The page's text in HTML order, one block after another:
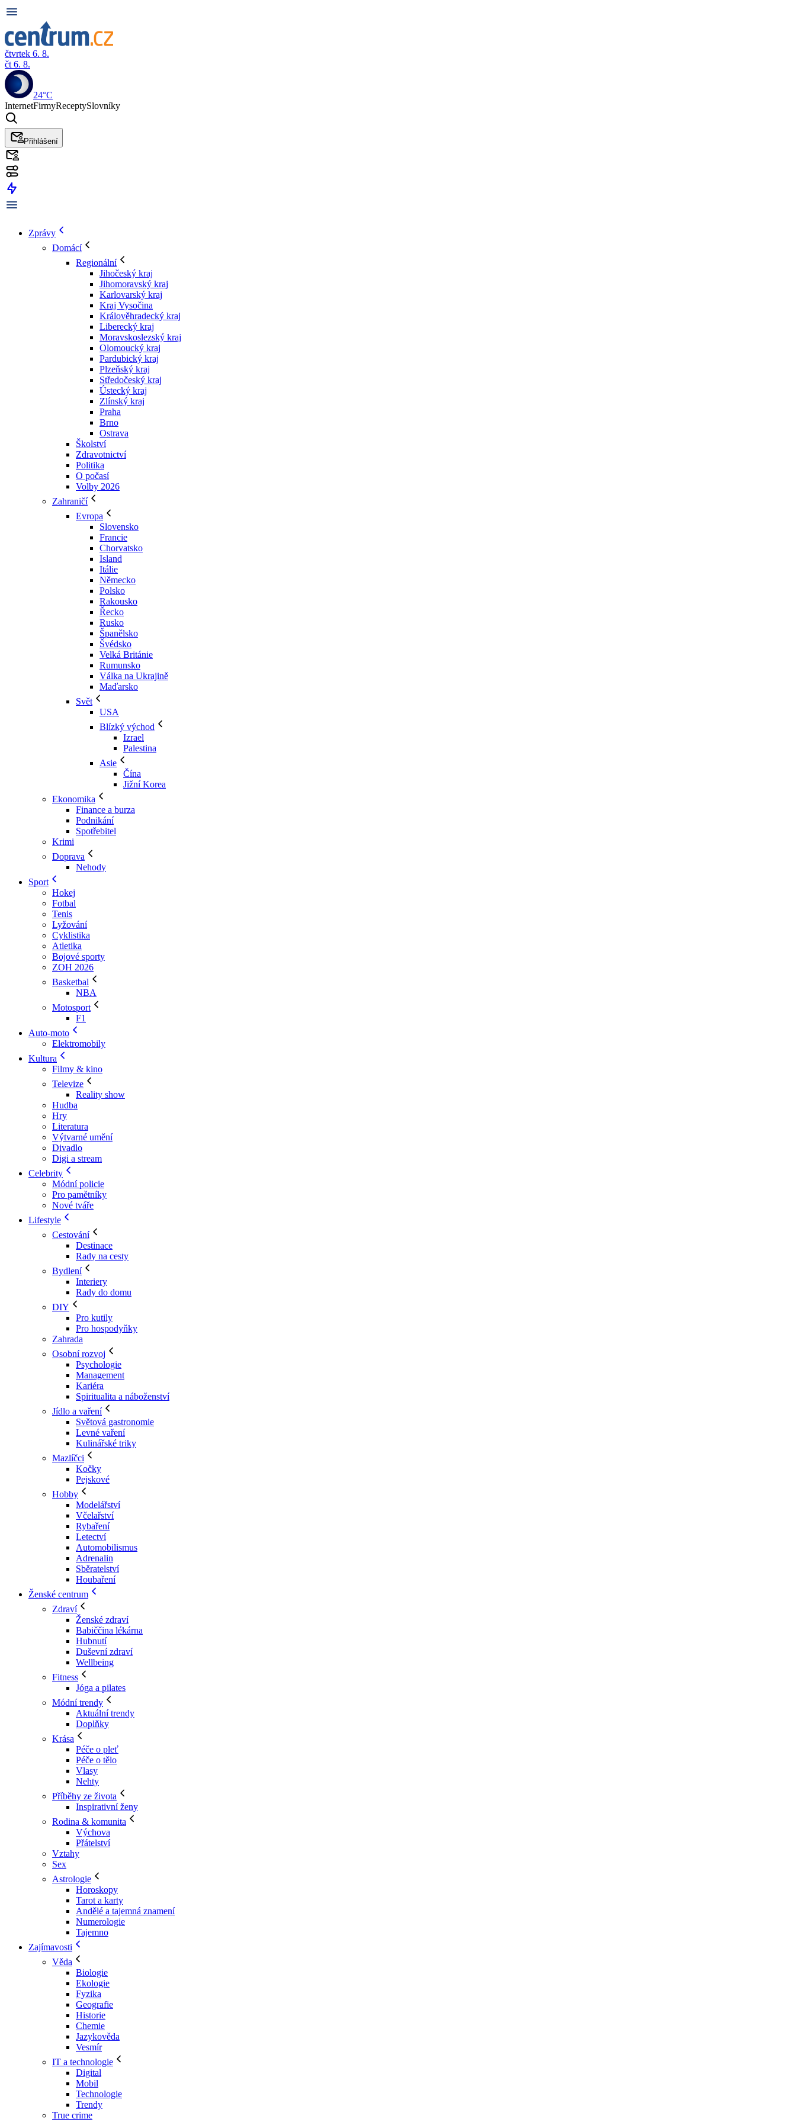
čtvrtek 6. 8.
čt 6. 8.
24°C
InternetFirmyReceptySlovníky
Přihlášení
Zprávy
Domácí
Regionální
Jihočeský kraj
Jihomoravský kraj
Karlovarský kraj
Kraj Vysočina
Králověhradecký kraj
Liberecký kraj
Moravskoslezský kraj
Olomoucký kraj
Pardubický kraj
Plzeňský kraj
Středočeský kraj
Ústecký kraj
Zlínský kraj
Praha
Brno
Ostrava
Školství
Zdravotnictví
Politika
O počasí
Volby 2026
Zahraničí
Evropa
Slovensko
Francie
Chorvatsko
Island
Itálie
Německo
Polsko
Rakousko
Řecko
Rusko
Španělsko
Švédsko
Velká Británie
Rumunsko
Válka na Ukrajině
Maďarsko
Svět
USA
Blízký východ
Izrael
Palestina
Asie
Čína
Jižní Korea
Ekonomika
Finance a burza
Podnikání
Spotřebitel
Krimi
Doprava
Nehody
Sport
Hokej
Fotbal
Tenis
Lyžování
Cyklistika
Atletika
Bojové sporty
ZOH 2026
Basketbal
NBA
Motosport
F1
Auto-moto
Elektromobily
Kultura
Filmy & kino
Televize
Reality show
Hudba
Hry
Literatura
Výtvarné umění
Divadlo
Digi a stream
Celebrity
Módní policie
Pro pamětníky
Nové tváře
Lifestyle
Cestování
Destinace
Rady na cesty
Bydlení
Interiery
Rady do domu
DIY
Pro kutily
Pro hospodyňky
Zahrada
Osobní rozvoj
Psychologie
Management
Kariéra
Spiritualita a náboženství
Jídlo a vaření
Světová gastronomie
Levné vaření
Kulinářské triky
Mazlíčci
Kočky
Pejskové
Hobby
Modelářství
Včelařství
Rybaření
Letectví
Automobilismus
Adrenalin
Sběratelství
Houbaření
Ženské centrum
Zdraví
Ženské zdraví
Babiččina lékárna
Hubnutí
Duševní zdraví
Wellbeing
Fitness
Jóga a pilates
Módní trendy
Aktuální trendy
Doplňky
Krása
Péče o pleť
Péče o tělo
Vlasy
Nehty
Příběhy ze života
Inspirativní ženy
Rodina & komunita
Výchova
Přátelství
Vztahy
Sex
Astrologie
Horoskopy
Tarot a karty
Andělé a tajemná znamení
Numerologie
Tajemno
Zajímavosti
Věda
Biologie
Ekologie
Fyzika
Geografie
Historie
Chemie
Jazykověda
Vesmír
IT a technologie
Digital
Mobil
Technologie
Trendy
True crime